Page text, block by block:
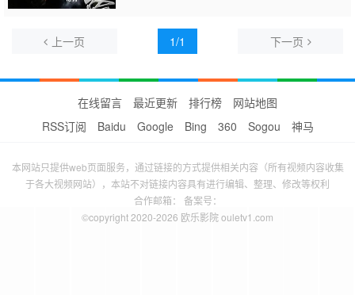
上一页 1/1 下一页
在线留言 最近更新 排行榜
网站地图
RSS订阅
Baidu Google Bing 360 Sogou 神马
本网站只提供web页面服务，通过链接的方式提供相关内容（所有视频内容收集
于各大视频网站），本站不对链接内容具有进行编辑、整理、修改等权利
合作邮箱： 备案号：
©copyright 2020-2026 欧乐影院 ouletv1.com